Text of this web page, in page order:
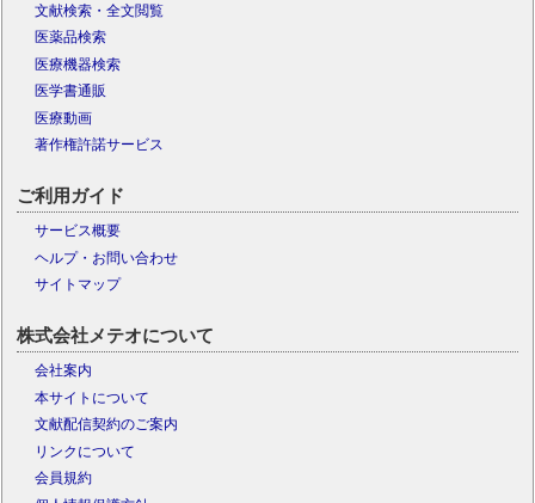
文献検索・全文閲覧
医薬品検索
医療機器検索
医学書通販
医療動画
著作権許諾サービス
ご利用ガイド
サービス概要
ヘルプ・お問い合わせ
サイトマップ
株式会社メテオについて
会社案内
本サイトについて
文献配信契約のご案内
リンクについて
会員規約